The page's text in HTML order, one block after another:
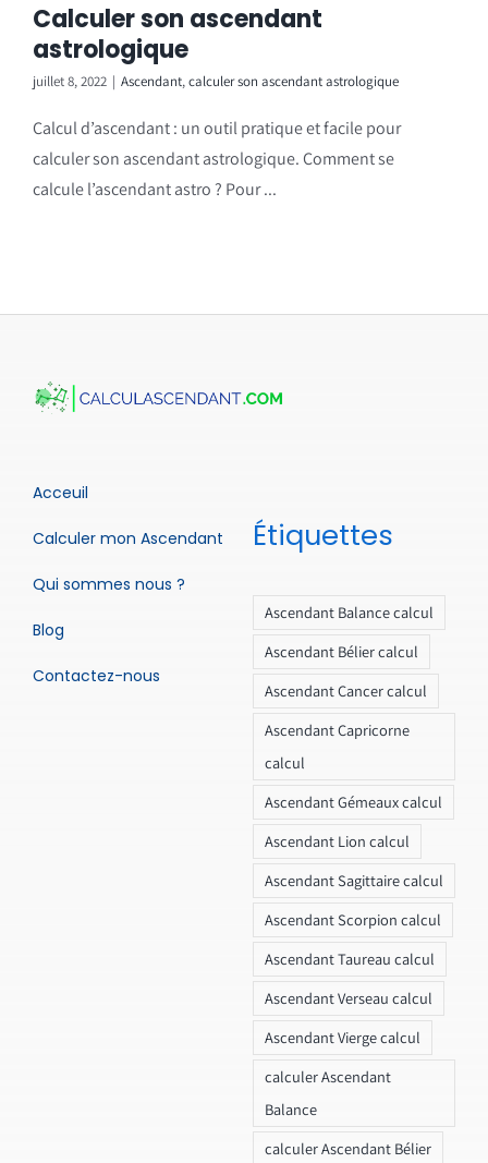
Calculer son ascendant
astrologique
juillet 8, 2022 | Ascendant,calculer son ascendant astrologique
Calcul d’ascendant : un outil pratique et facile pour
calculer son ascendant astrologique. Comment se
calcule l’ascendant astro ? Pour ...
Acceuil
Calculer mon Ascendant
Qui sommes nous ?
Blog
Contactez-nous
Étiquettes
Ascendant Balance calcul
Ascendant Bélier calcul
Ascendant Cancer calcul
Ascendant Capricorne
calcul
Ascendant Gémeaux calcul
Ascendant Lion calcul
Ascendant Sagittaire calcul
Ascendant Scorpion calcul
Ascendant Taureau calcul
Ascendant Verseau calcul
Ascendant Vierge calcul
calculer Ascendant
Balance
calculer Ascendant Bélier